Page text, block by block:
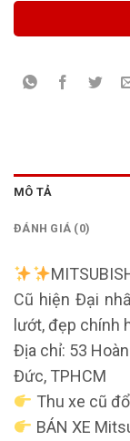
MÔ TẢ
ĐÁNH GIÁ (0)
Cũ hiện Đại
lướt, đẹp chính
Địa chỉ: 53
Đức, TPHCM
Thu xe cũ
BÁN XE